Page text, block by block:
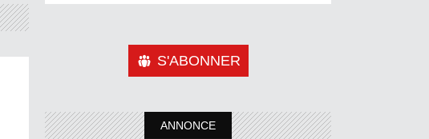
S'ABONNER
ANNONCE